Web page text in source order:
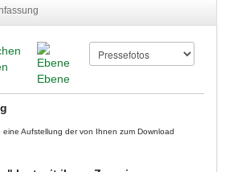
Ebene
eine Aufstellung der von Ihnen zum Download